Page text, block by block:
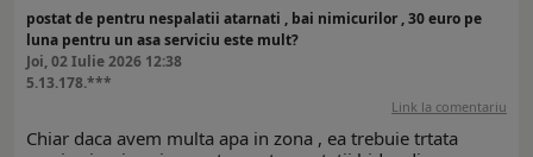
postat de pentru nespalatii atarnati , bai nimicurilor , 30 euro pe
luna pentru un asa serviciu este mult?
Joi, 02 Iulie 2026 12:38
5.13.178.***
Link la comentariu
Chiar daca avem multa apa in zona , ea trebuie trtata